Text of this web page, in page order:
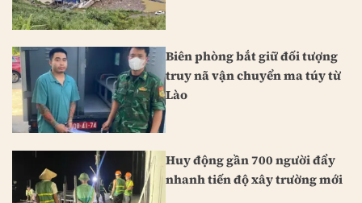
Biên phòng bắt giữ đối tượng
truy nã vận chuyển ma túy từ
Lào
Huy động gần 700 người đẩy
nhanh tiến độ xây trường mới